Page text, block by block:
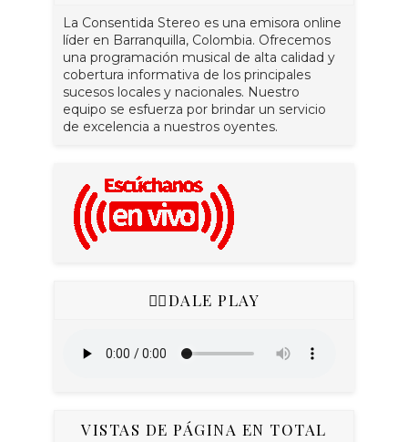
La Consentida Stereo es una emisora online
líder en Barranquilla, Colombia. Ofrecemos
una programación musical de alta calidad y
cobertura informativa de los principales
sucesos locales y nacionales. Nuestro
equipo se esfuerza por brindar un servicio
de excelencia a nuestros oyentes.
👇🏻DALE PLAY
VISTAS DE PÁGINA EN TOTAL